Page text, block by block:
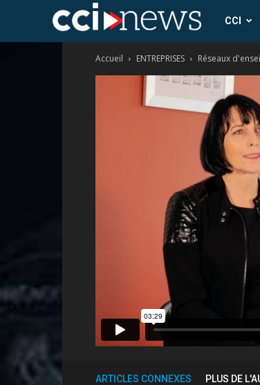
CCI
News
CCI
Accueil ENTREPRISES Réseaux
ARTICLES CONNEXES PLUS DE